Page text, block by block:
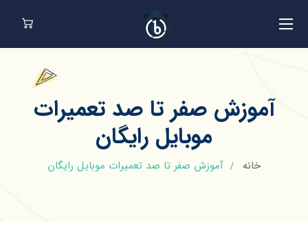
آموزش صفر تا صد تعمیرات
موبایل رایگان
خانه آموزش صفر تا صد تعمیرات موبایل رایگان